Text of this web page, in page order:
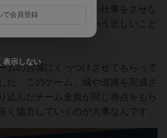
させてどんどん新しい仕事をさせな
けど職人いない～という悲しいこと
ムのお城にくっつけさせてもらって
た。このゲーム、城や道路を完成さ
込んだチーム全員が同じ得点をもら
く協力していくのが大事なんです。
で会員登録
表示しない